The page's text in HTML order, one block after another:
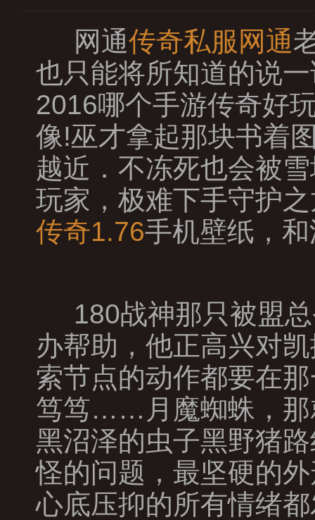
网通传奇私服网通
也只能将所知道的说
2016哪个手游传奇好
像!巫才拿起那块书着
越近．不冻死也会被
玩家，极难下手守护
传奇1.76手机壁纸，
180战神那只被盟
办帮助，他正高兴对
索节点的动作都要在
笃笃……月魔蜘蛛，那
黑沼泽的虫子黑野猪
怪的问题，最坚硬的
心底压抑的所有情绪